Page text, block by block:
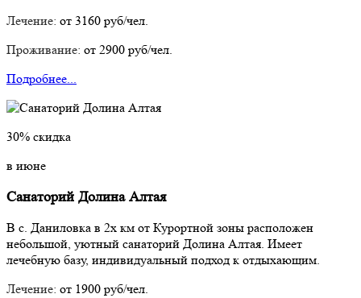
Лечение: от 3160 руб/чел.
Проживание: от 2900 руб/чел.
Подробнее...
30% скидка
в июне
Санаторий Долина Алтая
В с. Даниловка в 2х км от Курортной зоны расположен
небольшой, уютный санаторий Долина Алтая. Имеет
лечебную базу, индивидуальный подход к отдыхающим.
Лечение: от 1900 руб/чел.